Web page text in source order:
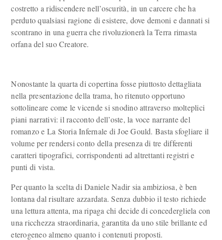
costretto a ridiscendere nell’oscurità, in un carcere che ha
perduto qualsiasi ragione di esistere, dove demoni e dannati si
scontrano in una guerra che rivoluzionerà la Terra rimasta
orfana del suo Creatore.
Nonostante la quarta di copertina fosse piuttosto dettagliata
nella presentazione della trama, ho ritenuto opportuno
sottolineare come le vicende si snodino attraverso molteplici
piani narrativi: il racconto dell’oste, la voce narrante del
romanzo e La Storia Infernale di Joe Gould. Basta sfogliare il
volume per rendersi conto della presenza di tre differenti
caratteri tipografici, corrispondenti ad altrettanti registri e
punti di vista.
Per quanto la scelta di Daniele Nadir sia ambiziosa, è ben
lontana dal risultare azzardata. Senza dubbio il testo richiede
una lettura attenta, ma ripaga chi decide di concedergliela con
una ricchezza straordinaria, garantita da uno stile brillante ed
eterogeneo almeno quanto i contenuti proposti.